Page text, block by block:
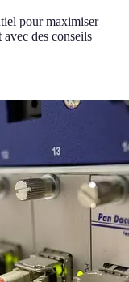
pour maximiser
des conseils